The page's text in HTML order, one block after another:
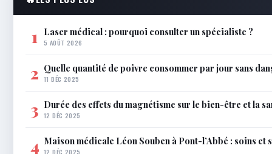
1 Laser médical : pourquoi consulter un spécialiste ?
5 AOÛT 2026
2 Quelle quantité de poivre consommer par jour sans
11 DÉC 2025
3 Durée des effets du magnétisme sur le bien-être et la
12 DÉC 2025
4 Maison médicale Léon Souben à Pont-l’Abbé : soins et
12 DÉC 2025